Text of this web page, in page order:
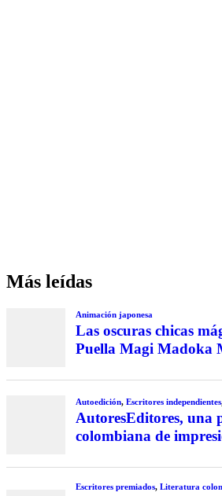
Más leídas
Animación japonesa
Las oscuras chicas
Puella Magi Madoka
Autoedición, Escritores independientes
AutoresEditores, una
colombiana de
Escritores premiados, Literatura